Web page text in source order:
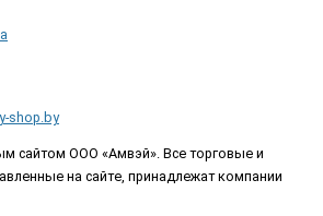
shop.by
сайтом ООО «Амвэй». Все торговые и
на сайте, принадлежат компании